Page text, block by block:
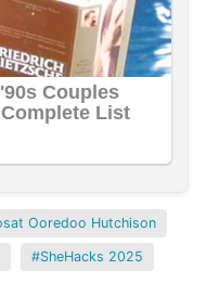
Ooredoo Hutchison
SheHacks 2025